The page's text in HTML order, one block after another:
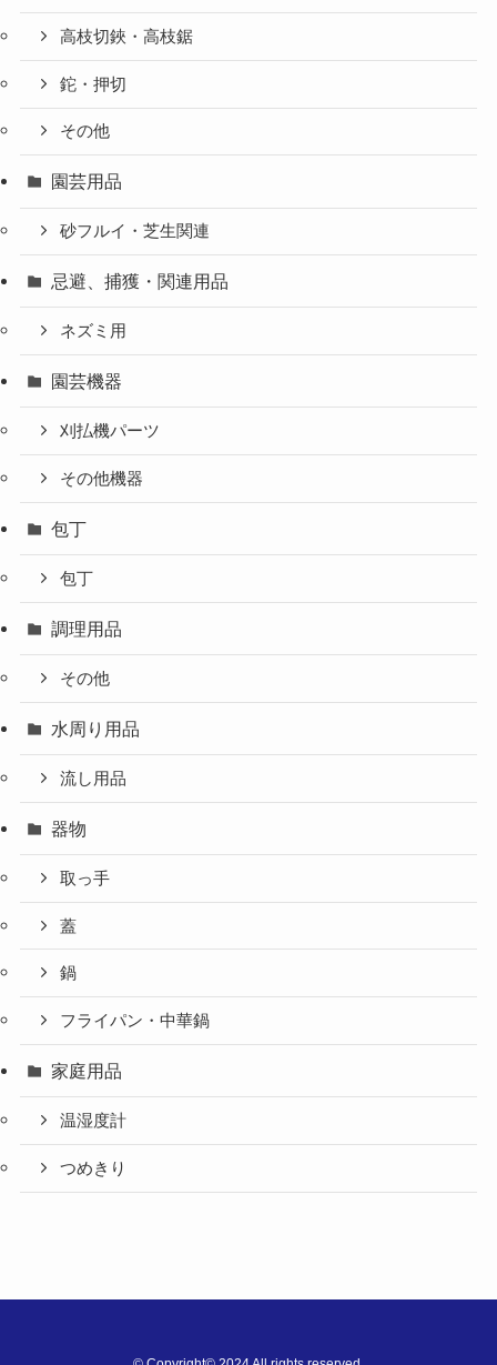
高枝切鋏・高枝鋸
鉈・押切
その他
園芸用品
砂フルイ・芝生関連
忌避、捕獲・関連用品
ネズミ用
園芸機器
刈払機パーツ
その他機器
包丁
包丁
調理用品
その他
水周り用品
流し用品
器物
取っ手
蓋
鍋
フライパン・中華鍋
家庭用品
温湿度計
つめきり